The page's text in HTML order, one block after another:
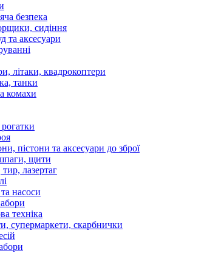
безпека
сидіння
та аксесуари
літаки, квадрокоптери
танки
комахи
пістони та аксесуари до зброї
щити
лазертаг
насоси
техніка
супермаркети, скарбнички